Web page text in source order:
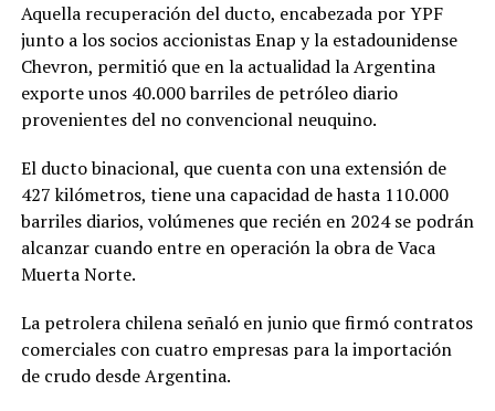
Aquella recuperación del ducto, encabezada por YPF
junto a los socios accionistas Enap y la estadounidense
Chevron, permitió que en la actualidad la Argentina
exporte unos 40.000 barriles de petróleo diario
provenientes del no convencional neuquino.
El ducto binacional, que cuenta con una extensión de
427 kilómetros, tiene una capacidad de hasta 110.000
barriles diarios, volúmenes que recién en 2024 se podrán
alcanzar cuando entre en operación la obra de Vaca
Muerta Norte.
La petrolera chilena señaló en junio que firmó contratos
comerciales con cuatro empresas para la importación
de crudo desde Argentina.